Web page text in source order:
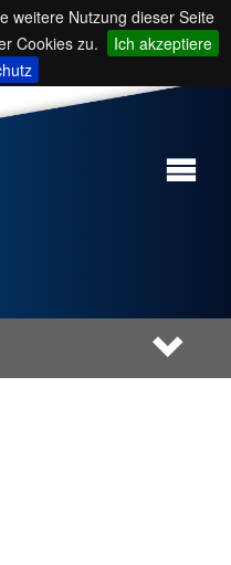
weitere Nutzung dieser Seite
Cookies zu.
Ich akzeptiere